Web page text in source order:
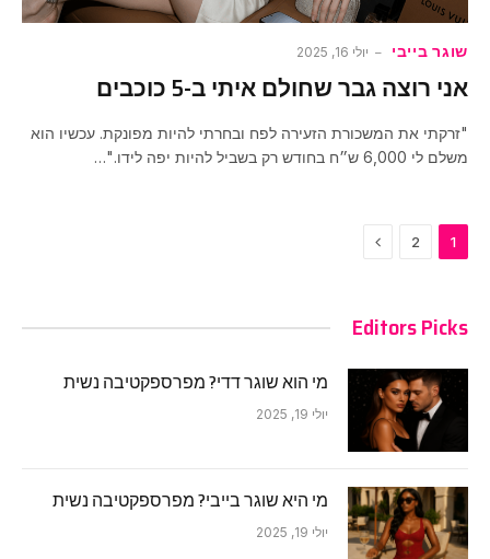
שוגר בייבי יולי 16, 2025
אני רוצה גבר שחולם איתי ב-5 כוכבים
"זרקתי את המשכורת הזעירה לפח ובחרתי להיות מפונקת. עכשיו הוא
משלם לי 6,000 ש״ח בחודש רק בשביל להיות יפה לידו."…
1
2
Next
Editors Picks
מי הוא שוגר דדי? מפרספקטיבה נשית
יולי 19, 2025
מי היא שוגר בייבי? מפרספקטיבה נשית
יולי 19, 2025